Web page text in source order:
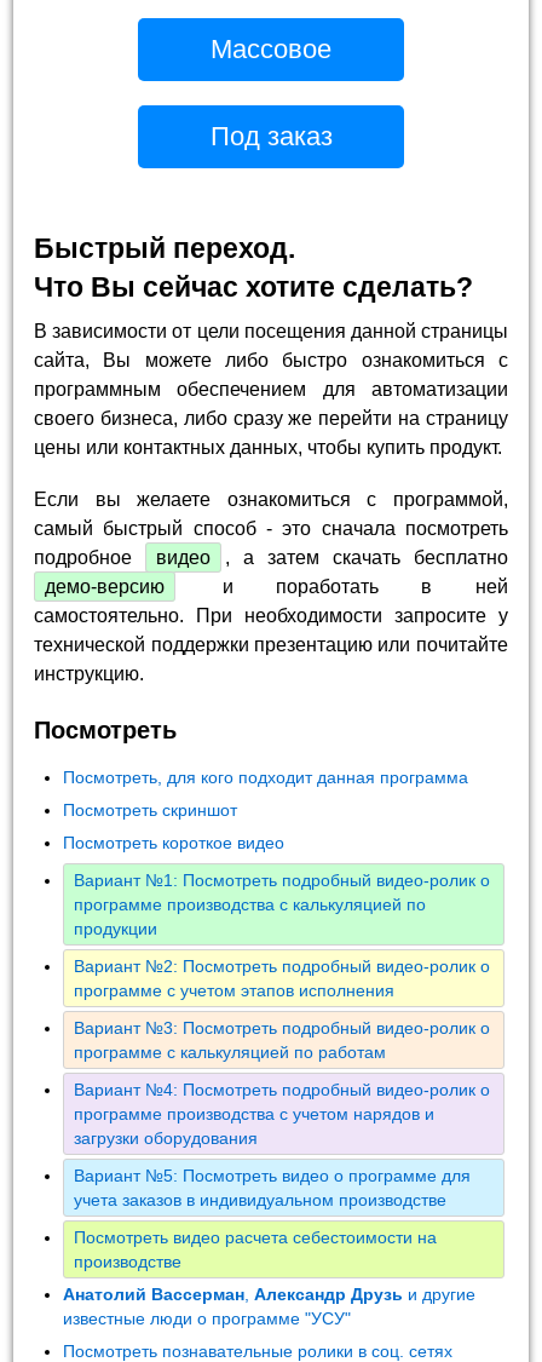
Массовое
Под заказ
Быстрый переход.
Что Вы сейчас хотите сделать?
В зависимости от цели посещения данной страницы
сайта, Вы можете либо быстро ознакомиться с
программным обеспечением для автоматизации
своего бизнеса, либо сразу же перейти на страницу
цены или контактных данных, чтобы купить продукт.
Если вы желаете ознакомиться с программой,
самый быстрый способ - это сначала посмотреть
подробное
видео
, а затем скачать бесплатно
демо-версию
и поработать в ней
самостоятельно. При необходимости запросите у
технической поддержки презентацию или почитайте
инструкцию.
Посмотреть
Посмотреть, для кого подходит данная программа
Посмотреть скриншот
Посмотреть короткое видео
Вариант №1: Посмотреть подробный видео-ролик о
программе производства с калькуляцией по
продукции
Вариант №2: Посмотреть подробный видео-ролик о
программе с учетом этапов исполнения
Вариант №3: Посмотреть подробный видео-ролик о
программе с калькуляцией по работам
Вариант №4: Посмотреть подробный видео-ролик о
программе производства с учетом нарядов и
загрузки оборудования
Вариант №5: Посмотреть видео о программе для
учета заказов в индивидуальном производстве
Посмотреть видео расчета себестоимости на
производстве
Анатолий Вассерман ,Александр Друзь и другие
известные люди о программе "УСУ"
Посмотреть познавательные ролики в соц. сетях